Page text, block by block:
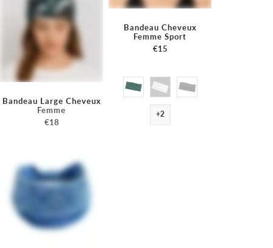
Bandeau Large Cheveux
Femme
€18
Bandeau Cheveux
Femme Sport
€15
+2